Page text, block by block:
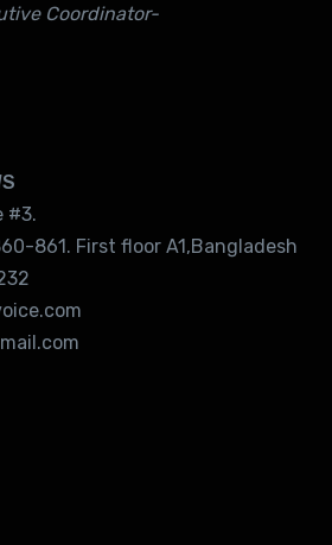
Coordinator-
#3.
861. First floor A1,Bangladesh